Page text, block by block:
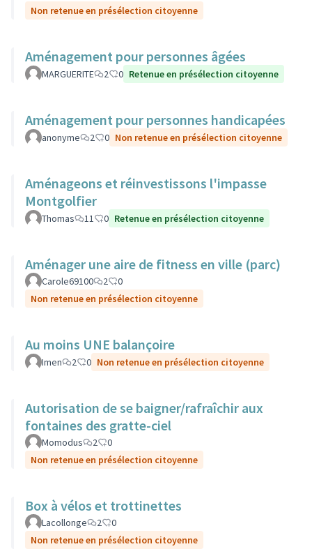
Non retenue en présélection citoyenne
Aménagement pour personnes âgées
MARGUERITE 2 0 Retenue en présélection citoyenne
Aménagement pour personnes handicapées
anonyme 2 0 Non retenue en présélection citoyenne
Aménageons et réinvestissons l'impasse
Montgolfier
Thomas 11 0 Retenue en présélection citoyenne
Aménager une aire de fitness en ville (parc)
Carole69100 2
0
Non retenue en présélection citoyenne
Au moins UNE balançoire
Imen 2 0 Non retenue en présélection citoyenne
Autorisation de se baigner/rafraîchir aux
fontaines des gratte-ciel
Momodus 2
0
Non retenue en présélection citoyenne
Box à vélos et trottinettes
Lacollonge 2
0
Non retenue en présélection citoyenne